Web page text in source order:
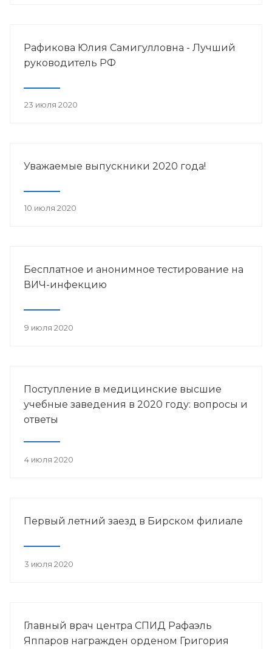
Рафикова Юлия Самигулловна - Лучший
руководитель РФ
23 июля 2020
Уважаемые выпускники 2020 года!
10 июля 2020
Бесплатное и анонимное тестирование на
ВИЧ-инфекцию
9 июля 2020
Поступление в медицинские высшие
учебные заведения в 2020 году: вопросы и
ответы
4 июля 2020
Первый летний заезд в Бирском филиале
3 июля 2020
Главный врач центра СПИД Рафаэль
Яппаров награжден орденом Григория